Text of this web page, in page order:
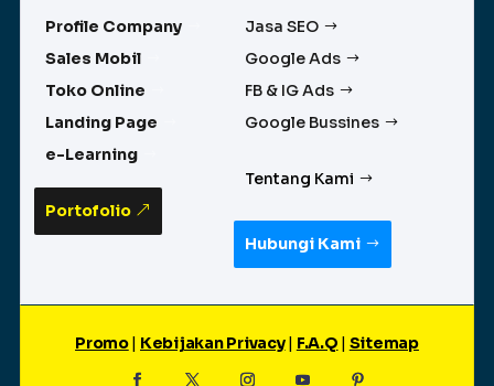
Profile Company
Sales Mobil
Toko Online
Landing Page
e-Learning
Portofolio
Jasa SEO
Google Ads
FB & IG Ads
Google Bussines
Tentang Kami
Hubungi Kami
Promo| Kebijakan Privacy| F.A.Q | Sitemap